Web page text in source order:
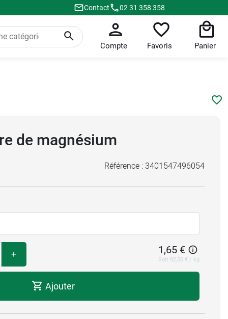
Contact 02 31 358 358
Compte Favoris Panier
de magnésium
Référence : 3401547496054
+ 1,65 €
Soit 82,50 € / kg
Ajouter